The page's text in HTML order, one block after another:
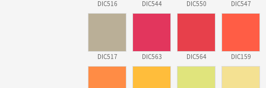
DIC516 DIC544 DIC550 DIC547
DIC517 DIC563 DIC564 DIC159